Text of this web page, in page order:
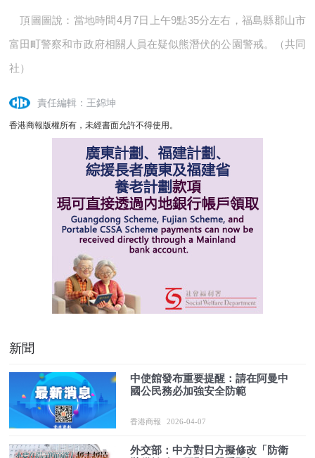
頂圖圖說：當地時間4月7日上午9點35分左右，福島縣郡山市
富田町警察和市政府相關人員在疑似熊潛伏的公園警戒。（共同
社）
責任編輯：王錦坤
香港商報版權所有，未經書面允許不得使用。
新聞
中使館發布重要提醒：請在阿曼中
國公民務必加強安全防範
香港商報 2026-04-07
外交部：中方對日方擬修改「防衛